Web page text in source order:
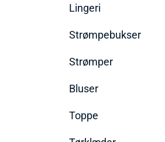
Lingeri
Strømpebukser
Strømper
Bluser
Toppe